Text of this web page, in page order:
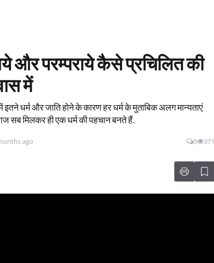
और परम्पराये कैसे प्रचिलित की
में
धर्म और जाति होने के कारण हर धर्म के मुताबिक अलग मान्यताएं
सब मिलकर ही एक धर्म की पहचान बनते हैं.
ago 0 371